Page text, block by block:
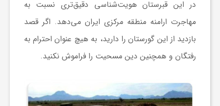
در این قبرستان هویت‌شناسی دقیق‌تری نسبت به
مهاجرت ارامنه منطقه مرکزی ایران می‌دهد. اگر قصد
بازدید از این گورستان را دارید، به هیچ عنوان احترام به
رفتگان و همچنین دین مسحیت را فراموش نکنید.